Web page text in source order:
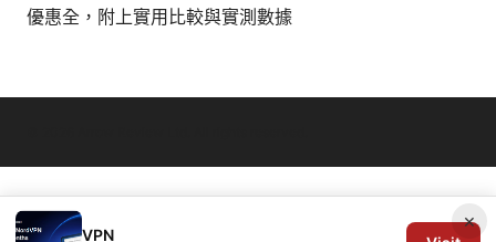
優惠全，附上實用比較與實測數據
×
VPN